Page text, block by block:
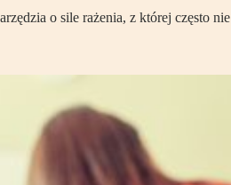
o sile rażenia, z której często